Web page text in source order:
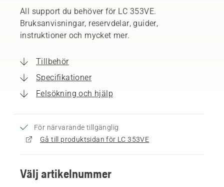
All support du behöver för LC 353VE.
Bruksanvisningar, reservdelar, guider,
instruktioner och mycket mer.
Tillbehör
Specifikationer
Felsökning och hjälp
För närvarande tillgänglig
Gå till produktsidan för LC 353VE
Välj artikelnummer